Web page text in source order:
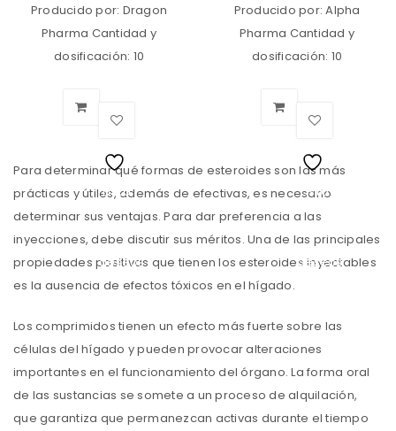
Producido por: Dragon
Pharma Cantidad y
dosificación: 10
Lista
de
deseos
Producido por: Alpha
Pharma Cantidad y
dosificación: 10
Lista
de
deseos
Para determinar qué formas de esteroides son las más
prácticas y útiles, además de efectivas, es necesario
determinar sus ventajas. Para dar preferencia a las
inyecciones, debe discutir sus méritos. Una de las principales
propiedades positivas que tienen los esteroides inyectables
es la ausencia de efectos tóxicos en el hígado.
Los comprimidos tienen un efecto más fuerte sobre las
células del hígado y pueden provocar alteraciones
importantes en el funcionamiento del órgano. La forma oral
de las sustancias se somete a un proceso de alquilación,
que garantiza que permanezcan activas durante el tiempo